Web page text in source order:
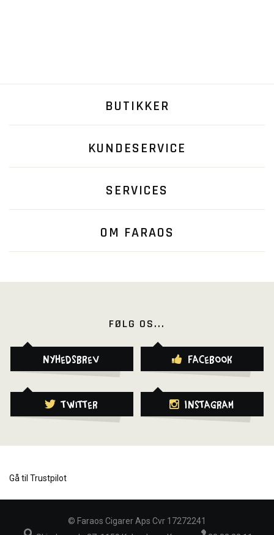
BUTIKKER
KUNDESERVICE
SERVICES
OM FARAOS
FØLG OS...
Nyhedsbrev Facebook
Twitter Instagram
Gå til Trustpilot
© Faraos Cigarer Aps Cvr 17272241